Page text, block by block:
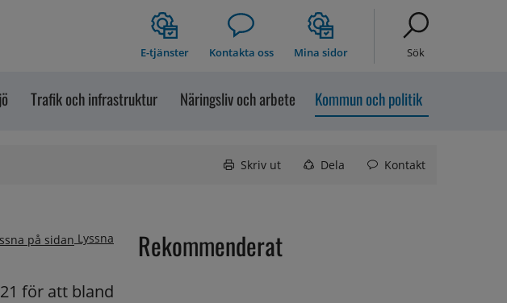
E-tjänster Kontakta oss Mina sidor Sök
Trafik och infrastruktur Näringsliv och arbete Kommun och politik
Skriv ut Dela Kontakt
Lyssna
för att bland
Rekommenderat